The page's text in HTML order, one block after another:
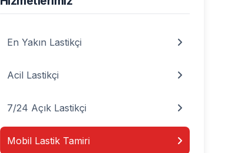
En Yakın Lastikçi
Acil Lastikçi
7/24 Açık Lastikçi
Mobil Lastik Tamiri